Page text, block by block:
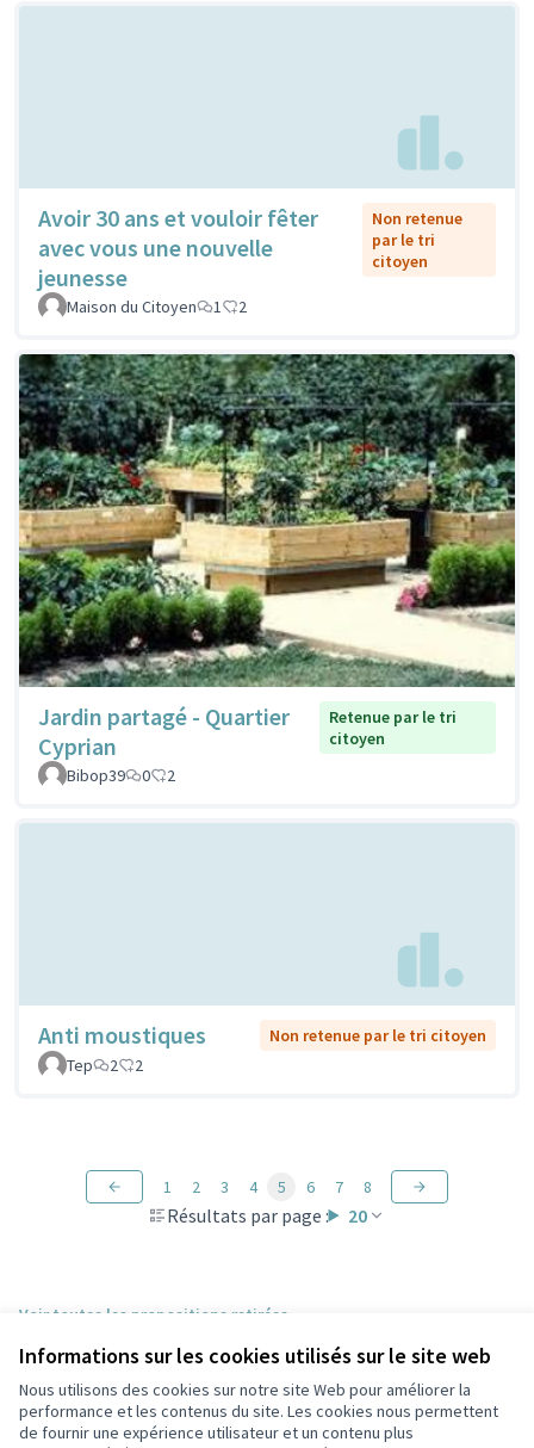
Informations sur les cookies utilisés sur le site web
Nous utilisons des cookies sur notre site Web pour améliorer la
performance et les contenus du site. Les cookies nous permettent
de fournir une expérience utilisateur et un contenu plus
Avoir 30 ans et vouloir fêter
avec vous une nouvelle
jeunesse
Non retenue
par le tri
citoyen
Maison du Citoyen 1 2
Jardin partagé - Quartier
Cyprian
Retenue par le tri
citoyen
Bibop39
0 2
Anti moustiques
Non retenue par le tri citoyen
Tep
2 2
Résultats par page : 20
1 2 3 4 5 6 7 8
Voir toutes les propositions retirées
Conditions d'utilisation
Paramètres des cookies
Participez Villeurbanne sur X
Participez Villeurbanne sur Facebook
Participez Villeurbanne sur Instagram
Participez Villeurbanne sur YouTube